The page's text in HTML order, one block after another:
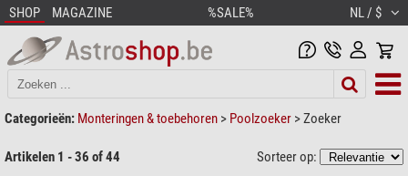
SHOP MAGAZINE %SALE% NL / $
Categorieën: Monteringen & toebehoren > Poolzoeker >Zoeker
Artikelen 1 - 36 of 44 Sorteer op: